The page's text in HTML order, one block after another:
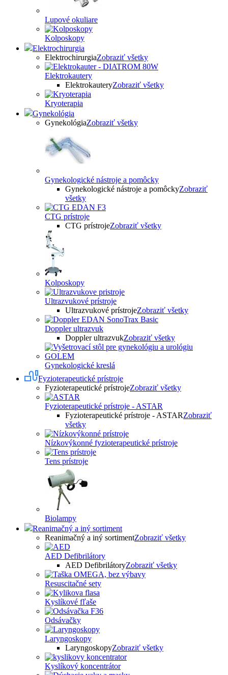
Lupové okuliare
Kolposkopy
Elektrochirurgia
ElektrochirurgiaZobraziť všetky
Elektrokautery
ElektrokauteryZobraziť všetky
Kryoterapia
Gynekológia
GynekológiaZobraziť všetky
Gynekologické nástroje a pomôcky
Gynekologické nástroje a pomôckyZobraziť
všetky
CTG prístroje
CTG prístrojeZobraziť všetky
Kolposkopy
Ultrazvukové prístroje
Ultrazvukové prístrojeZobraziť všetky
Doppler ultrazvuk
Doppler ultrazvukZobraziť všetky
Gynekologické kreslá
Fyzioterapeutické prístroje
Fyzioterapeutické prístrojeZobraziť všetky
Fyzioterapeutické prístroje - ASTAR
Fyzioterapeutické prístroje - ASTARZobraziť
všetky
Nízkovýkonné fyzioterapeutické prístroje
Tens prístroje
Biolampy
Reanimačný a iný sortiment
Reanimačný a iný sortimentZobraziť všetky
AED Defibrilátory
AED DefibrilátoryZobraziť všetky
Resuscitačné sety
Kyslíkové fľaše
Odsávačky
Laryngoskopy
LaryngoskopyZobraziť všetky
Kyslíkový koncentrátor